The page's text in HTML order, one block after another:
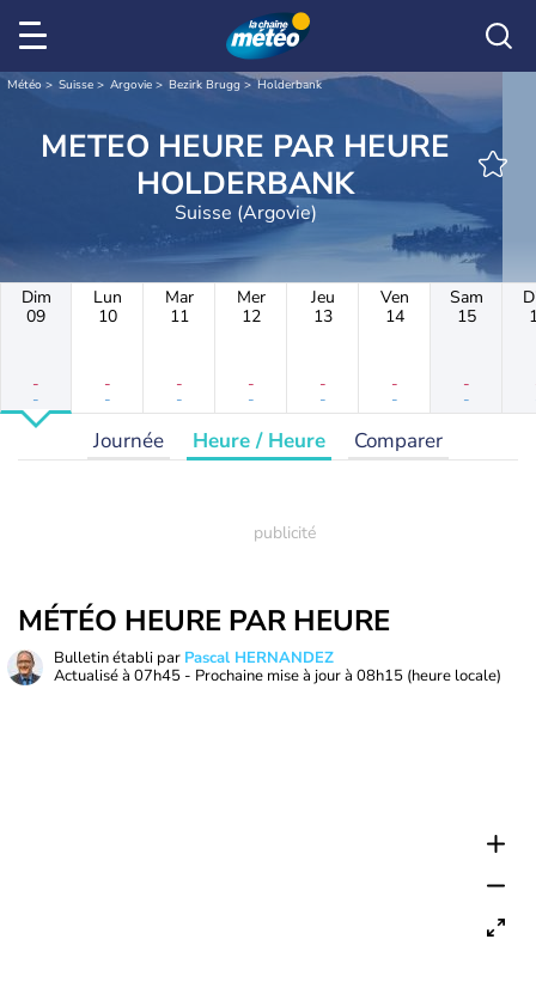
Météo Suisse Argovie Bezirk Brugg Holderbank
METEO HEURE PAR HEURE
HOLDERBANK
Suisse (Argovie)
Dim
09
-
-
Lun
10
-
-
Mar
11
-
-
Mer
12
-
-
Jeu
13
-
-
Ven
14
-
-
Sam
15
-
-
Journée Heure / Heure Comparer
MÉTÉO HEURE PAR HEURE
Bulletin établi par Pascal HERNANDEZ
Actualisé à 07h45 - Prochaine mise à jour à 08h15 (heure locale)